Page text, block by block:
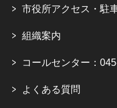
市役所アクセス・駐
組織案内
コールセンター：
よくある質問